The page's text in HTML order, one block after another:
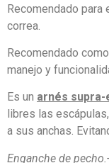
Recomendado para
correa.
Recomendado
manejo y
Es un arnés supra-
libres las escápulas,
a sus anchas.
Enganche de pecho.-